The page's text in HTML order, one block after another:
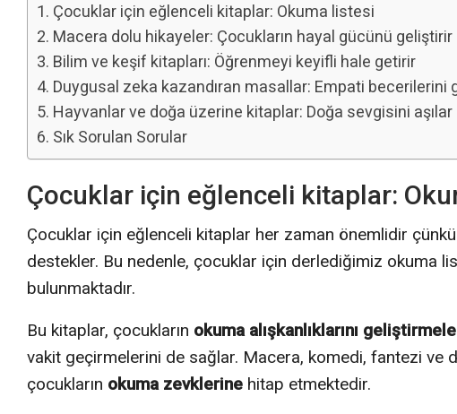
Çocuklar için eğlenceli kitaplar: Okuma listesi
Macera dolu hikayeler: Çocukların hayal gücünü geliştirir
Bilim ve keşif kitapları: Öğrenmeyi keyifli hale getirir
Duygusal zeka kazandıran masallar: Empati becerilerini
Hayvanlar ve doğa üzerine kitaplar: Doğa sevgisini aşılar
Sık Sorulan Sorular
Çocuklar için eğlenceli kitaplar:
Çocuklar için eğlenceli kitaplar her zaman önemlidir
destekler. Bu nedenle, çocuklar için derlediğimiz okuma
bulunmaktadır.
Bu kitaplar, çocukların okuma alışkanlıklarını
vakit geçirmelerini de sağlar. Macera, komedi, fantezi ve
çocukların okuma zevklerine hitap etmektedir.